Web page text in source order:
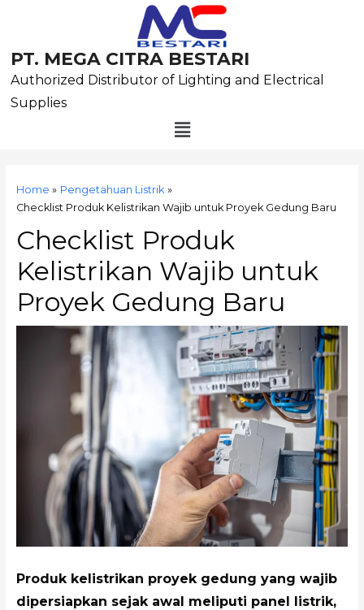
PT. MEGA CITRA BESTARI
Authorized Distributor of Lighting and Electrical
Supplies
Menu
Home
Pengetahuan Listrik
Checklist Produk Kelistrikan Wajib untuk Proyek Gedung Baru
Checklist Produk
Kelistrikan Wajib untuk
Proyek Gedung Baru
Produk kelistrikan proyek gedung yang wajib
dipersiapkan sejak awal meliputi panel listrik,